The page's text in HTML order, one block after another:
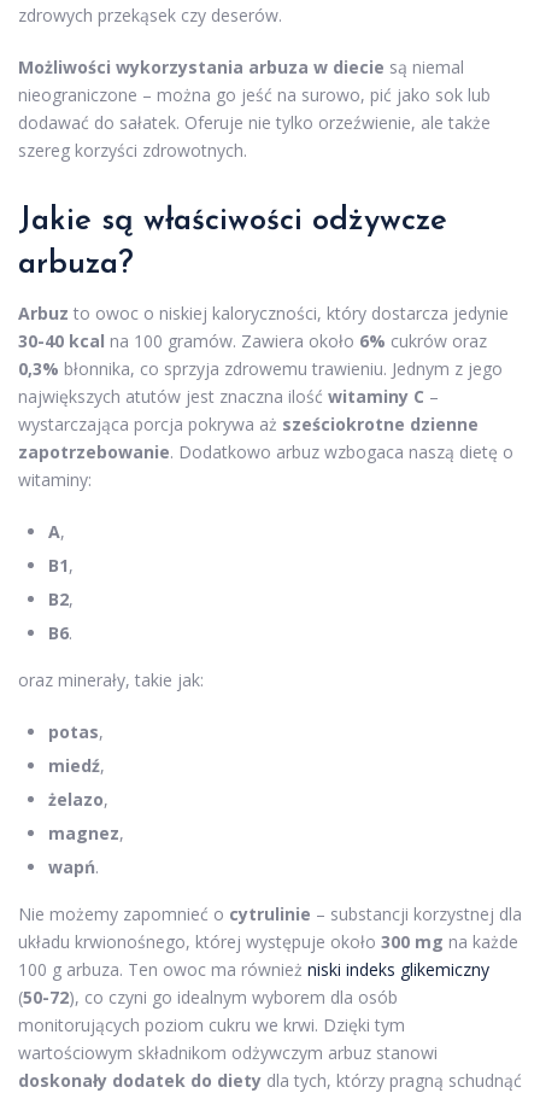
zdrowych przekąsek czy deserów.
Możliwości wykorzystania arbuza w diecie są niemal
nieograniczone – można go jeść na surowo, pić jako sok lub
dodawać do sałatek. Oferuje nie tylko orzeźwienie, ale także
szereg korzyści zdrowotnych.
Jakie są właściwości odżywcze
arbuza?
Arbuz to owoc o niskiej kaloryczności, który dostarcza jedynie
30-40 kcal na 100 gramów. Zawiera około 6% cukrów oraz
0,3% błonnika, co sprzyja zdrowemu trawieniu. Jednym z jego
największych atutów jest znaczna ilość witaminy C –
wystarczająca porcja pokrywa aż sześciokrotne dzienne
zapotrzebowanie. Dodatkowo arbuz wzbogaca naszą dietę o
witaminy:
A,
B1,
B2,
B6.
oraz minerały, takie jak:
potas,
miedź,
żelazo,
magnez,
wapń.
Nie możemy zapomnieć o cytrulinie – substancji korzystnej dla
układu krwionośnego, której występuje około 300 mg na każde
100 g arbuza. Ten owoc ma również niski indeks glikemiczny
(50-72), co czyni go idealnym wyborem dla osób
monitorujących poziom cukru we krwi. Dzięki tym
wartościowym składnikom odżywczym arbuz stanowi
doskonały dodatek do diety dla tych, którzy pragną schudnąć